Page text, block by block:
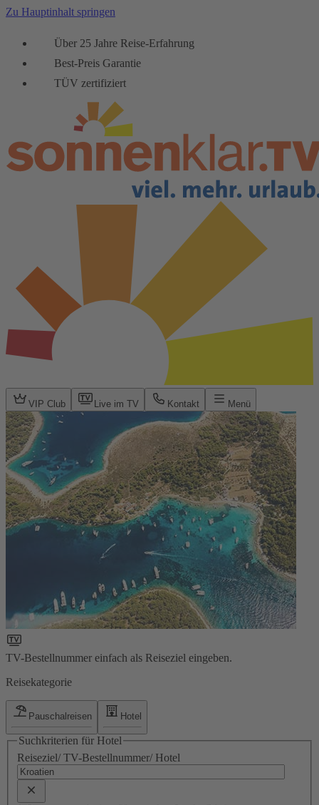
Zu Hauptinhalt springen
Über 25 Jahre Reise-Erfahrung
Best-Preis Garantie
TÜV zertifiziert
VIP Club Live im TV Kontakt Menü
TV-Bestellnummer einfach als Reiseziel eingeben.
Reisekategorie
Pauschalreisen Hotel
Suchkriterien für Hotel
Reiseziel/ TV-Bestellnummer/ Hotel